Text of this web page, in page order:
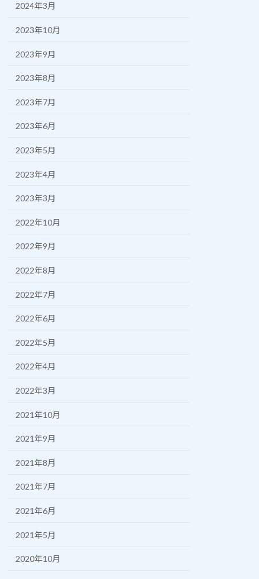
2024年3月
2023年10月
2023年9月
2023年8月
2023年7月
2023年6月
2023年5月
2023年4月
2023年3月
2022年10月
2022年9月
2022年8月
2022年7月
2022年6月
2022年5月
2022年4月
2022年3月
2021年10月
2021年9月
2021年8月
2021年7月
2021年6月
2021年5月
2020年10月